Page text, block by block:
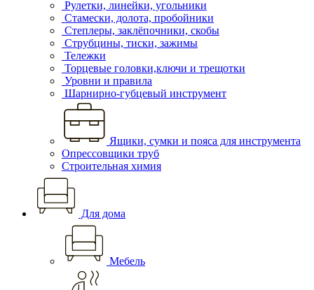
Рулетки, линейки, угольники
Стамески, долота, пробойники
Степлеры, заклёпочники, скобы
Струбцины, тиски, зажимы
Тележки
Торцевые головки,ключи и трещотки
Уровни и правила
Шарнирно-губцевый инструмент
Ящики, сумки и пояса для инструмента
Опрессовщики труб
Строительная химия
Для дома
Мебель